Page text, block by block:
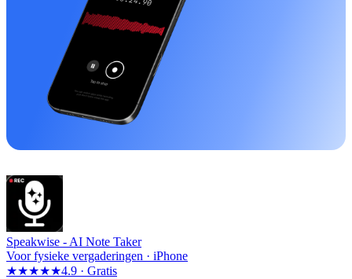
Speakwise - AI Note Taker
Voor fysieke vergaderingen · iPhone
★★★★★4.9 · Gratis